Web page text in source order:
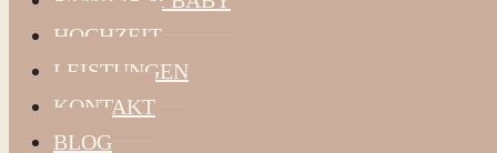
HOCHZEIT
LEISTUNGEN
KONTAKT
BLOG